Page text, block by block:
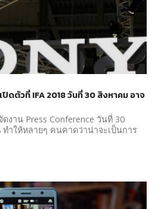
ปิดตัวที่ IFA 2018 วันที่ 30 สิงหาคม อาจ
งาน Press Conference วันที่ 30
ำให้หลายๆ คนคาดว่าน่าจะเป็นการ